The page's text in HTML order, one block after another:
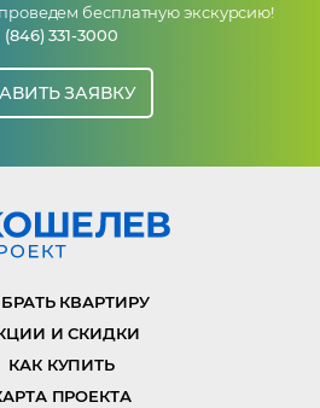
бесплатную экскурсию!
(846) 331-3000
ЗАЯВКУ
КВАРТИРУ
И СКИДКИ
КАК КУПИТЬ
ПРОЕКТА